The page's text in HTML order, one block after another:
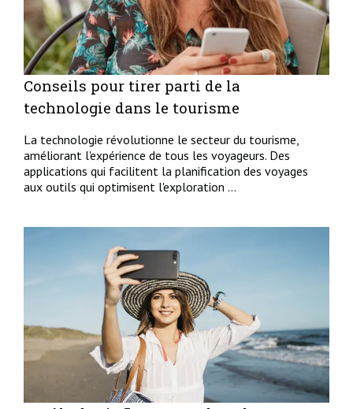
Conseils pour tirer parti de la
technologie dans le tourisme
La technologie révolutionne le secteur du tourisme,
améliorant l'expérience de tous les voyageurs. Des
applications qui facilitent la planification des voyages
aux outils qui optimisent l'exploration ...